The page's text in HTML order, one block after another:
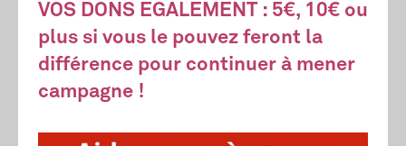
VOS DONS EGALEMENT : 5€, 10€ ou
plus si vous le pouvez feront la
différence pour continuer à mener
campagne !